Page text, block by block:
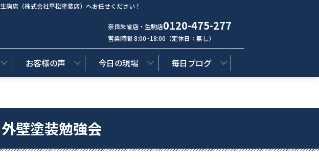
駒店（株式会社平松塗装店）へお任せください！
奈良朱雀店・生駒店0120-475-277
営業時間 8:00~18:00（定休日：無し）
お客様の声 今日の現場 毎日ブログ
壁塗装勉強会